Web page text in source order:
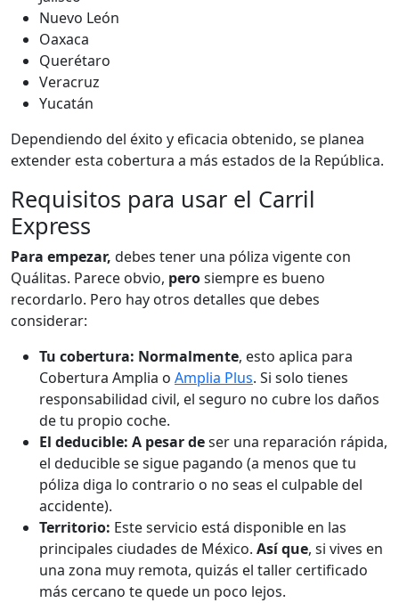
Nuevo León
Oaxaca
Querétaro
Veracruz
Yucatán
Dependiendo del éxito y eficacia obtenido, se planea
extender esta cobertura a más estados de la República.
Requisitos para usar el Carril
Express
Para empezar, debes tener una póliza vigente con
Quálitas. Parece obvio, perosiempre es bueno
recordarlo. Pero hay otros detalles que debes
considerar:
Tu cobertura: Normalmente, esto aplica para
Cobertura Amplia o Amplia Plus. Si solo tienes
responsabilidad civil, el seguro no cubre los daños
de tu propio coche.
El deducible: A pesar deser una reparación rápida,
el deducible se sigue pagando (a menos que tu
póliza diga lo contrario o no seas el culpable del
accidente).
Territorio: Este servicio está disponible en las
principales ciudades de México. Así que, si vives en
una zona muy remota, quizás el taller certificado
más cercano te quede un poco lejos.